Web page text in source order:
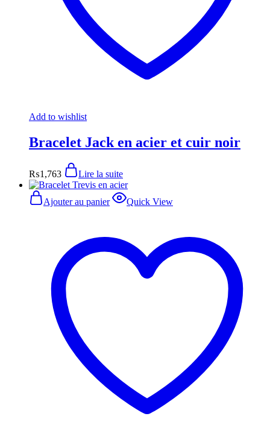
Add to wishlist
Bracelet Jack en acier et cuir noir
₨1,763 Lire la suite
Ajouter au panier Quick View